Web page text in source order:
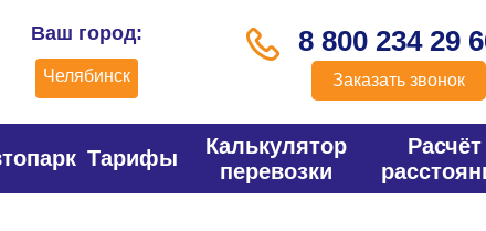
Ваш город:
Челябинск
8 800 234 29
Заказать звонок
Тарифы
Калькулятор
перевозки
Расчёт